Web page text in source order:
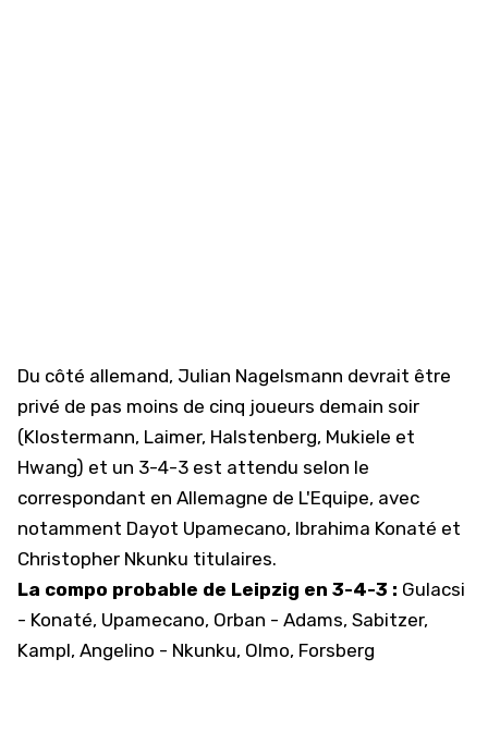
Du côté allemand, Julian Nagelsmann devrait être
privé de pas moins de cinq joueurs demain soir
(Klostermann, Laimer, Halstenberg, Mukiele et
Hwang) et un 3-4-3 est attendu selon le
correspondant en Allemagne de L'Equipe, avec
notamment Dayot Upamecano, Ibrahima Konaté et
Christopher Nkunku titulaires.
La compo probable de Leipzig en 3-4-3 : Gulacsi
- Konaté, Upamecano, Orban - Adams, Sabitzer,
Kampl, Angelino - Nkunku, Olmo, Forsberg